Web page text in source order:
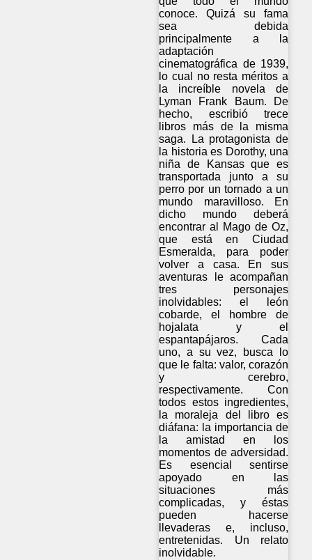
conoce. Quizá su fama
sea debida
principalmente a la
adaptación
cinematográfica de 1939,
lo cual no resta méritos a
la increíble novela de
Lyman Frank Baum. De
hecho, escribió trece
libros más de la misma
saga. La protagonista de
la historia es Dorothy, una
niña de Kansas que es
transportada junto a su
perro por un tornado a un
mundo maravilloso. En
dicho mundo deberá
encontrar al Mago de Oz,
que está en Ciudad
Esmeralda, para poder
volver a casa. En sus
aventuras le acompañan
tres personajes
inolvidables: el león
cobarde, el hombre de
hojalata y el
espantapájaros. Cada
uno, a su vez, busca lo
que le falta: valor, corazón
y cerebro,
respectivamente. Con
todos estos ingredientes,
la moraleja del libro es
diáfana: la importancia de
la amistad en los
momentos de adversidad.
Es esencial sentirse
apoyado en las
situaciones más
complicadas, y éstas
pueden hacerse
llevaderas e, incluso,
entretenidas. Un relato
inolvidable.